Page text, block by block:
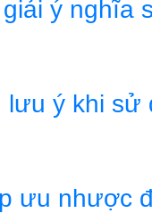
ý nghĩa
ý khi
ưu nhược